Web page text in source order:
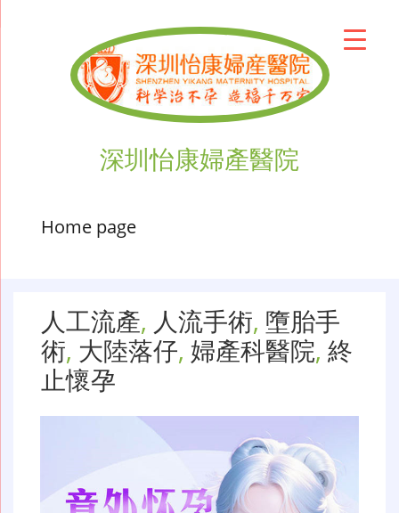
深圳怡康婦產醫院
Home page
人工流產, 人流手術, 墮胎手
術, 大陸落仔, 婦產科醫院, 終
止懷孕